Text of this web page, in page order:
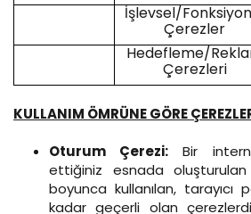
İşlevsel/
Çerezler
Hedefleme/
Çerezleri
KULLANIM ÖMRÜNE GÖRE
Oturum Çerezi: Bir
ettiğiniz esnada
boyunca kullanılan, tarayıcı
kadar geçerli olan